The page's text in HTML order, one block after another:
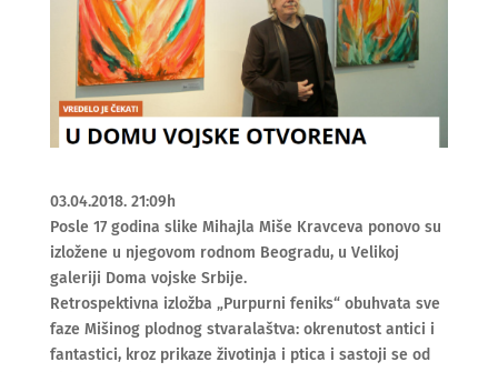
03.04.2018. 21:09h
Posle 17 godina slike Mihajla Miše Kravceva ponovo su
izložene u njegovom rodnom Beogradu, u Velikoj
galeriji Doma vojske Srbije.
Retrospektivna izložba „Purpurni feniks“ obuhvata sve
faze Mišinog plodnog stvaralaštva: okrenutost antici i
fantastici, kroz prikaze životinja i ptica i sastoji se od